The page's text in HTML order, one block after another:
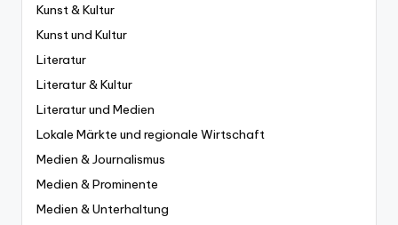
Kunst & Kultur
Kunst und Kultur
Literatur
Literatur & Kultur
Literatur und Medien
Lokale Märkte und regionale Wirtschaft
Medien & Journalismus
Medien & Prominente
Medien & Unterhaltung